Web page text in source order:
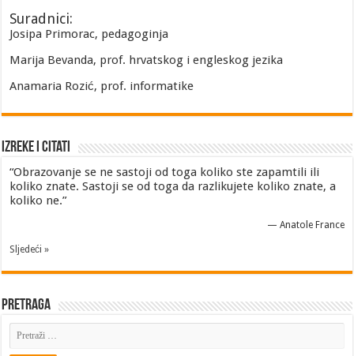
Suradnici:
Josipa Primorac, pedagoginja
Marija Bevanda, prof. hrvatskog i engleskog jezika
Anamaria Rozić, prof. informatike
Izreke i Citati
“Obrazovanje se ne sastoji od toga koliko ste zapamtili ili
koliko znate. Sastoji se od toga da razlikujete koliko znate, a
koliko ne.”
— Anatole France
Sljedeći »
Pretraga